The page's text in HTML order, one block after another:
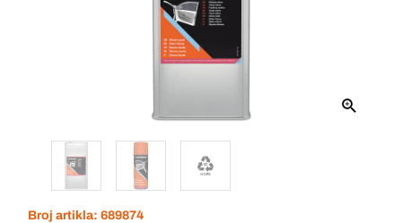
Broj artikla: 689874